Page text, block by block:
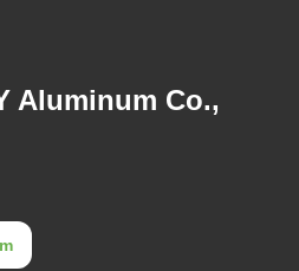
Aluminum Co.,